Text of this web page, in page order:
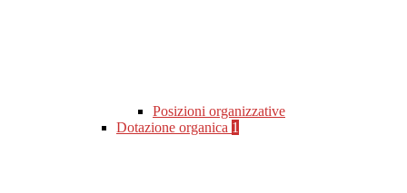
Posizioni organizzative
Dotazione organica 1